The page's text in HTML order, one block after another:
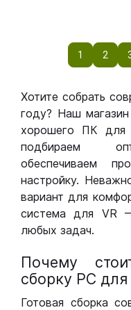
1 2
Хотите собрать
году? Наш
хорошего ПК
подбираем
обеспечиваем
настройку.
вариант для
система для VR
любых задач.
Почему
сборку РС для
Готовая сборка